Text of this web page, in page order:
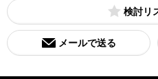
検討リ
メールで送る